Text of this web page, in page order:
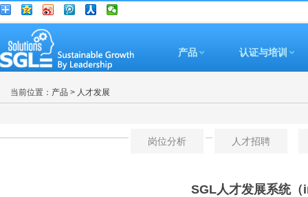
产品 认证与培训
当前位置： 产品 > 人才发展
岗位分析 人才招聘
SGL人才发展系统